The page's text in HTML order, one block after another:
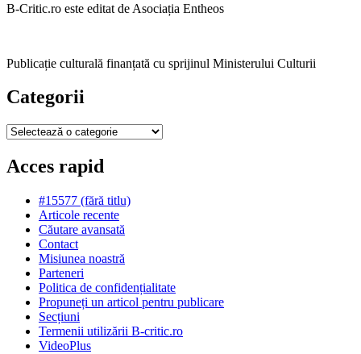
B-Critic.ro este editat de Asociația Entheos
Publicație culturală finanțată cu sprijinul Ministerului Culturii
Categorii
Categorii
Acces rapid
#15577 (fără titlu)
Articole recente
Căutare avansată
Contact
Misiunea noastră
Parteneri
Politica de confidențialitate
Propuneți un articol pentru publicare
Secțiuni
Termenii utilizării B-critic.ro
VideoPlus